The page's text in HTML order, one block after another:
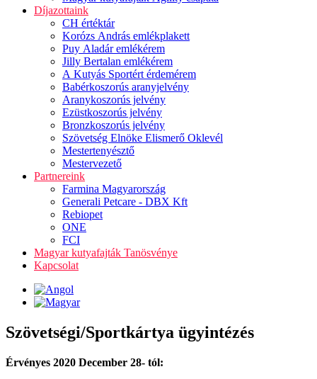
Díjazottaink
CH értéktár
Korózs András emlékplakett
Puy Aladár emlékérem
Jilly Bertalan emlékérem
A Kutyás Sportért érdemérem
Babérkoszorús aranyjelvény
Aranykoszorús jelvény
Ezüstkoszorús jelvény
Bronzkoszorús jelvény
Szövetség Elnöke Elismerő Oklevél
Mestertenyésztő
Mestervezető
Partnereink
Farmina Magyarország
Generali Petcare - DBX Kft
Rebiopet
ONE
FCI
Magyar kutyafajták Tanösvénye
Kapcsolat
Szövetségi/Sportkártya ügyintézés
Érvényes 2020 December 28- tól: